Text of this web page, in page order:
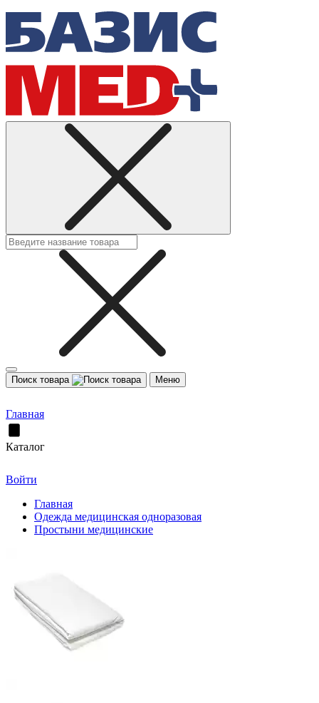
Поиск товара Меню
Главная
Каталог
Войти
Главная
Одежда медицинская одноразовая
Простыни медицинские